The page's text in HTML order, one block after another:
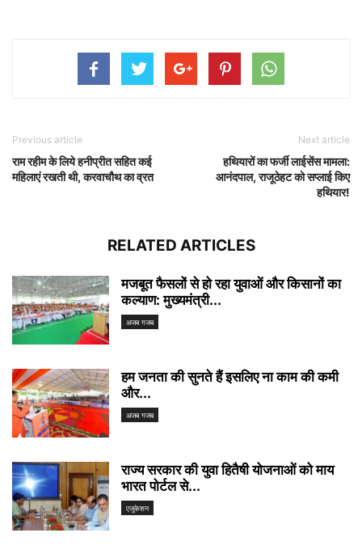
Previous article
राम रहीम के लिये हनीप्रीत सहित कई
महिलाएं रखती थी, करवाचौथ का व्रत
Next article
हथियारों का फर्जी लाईसेंस मामला:
आनंदपाल, राजूठेहट को सप्लाई किए
हथियार!
RELATED ARTICLES
मजबूत फैसलों से हो रहा युवाओं और किसानों का
कल्याण: मुख्यमंत्री...
अजब गजब
हम जनता की सुनते हैं इसलिए ना काम की कमी
और...
अजब गजब
राज्य सरकार की युवा हितैषी योजनाओं को माय
भारत पोर्टल से...
एजुकेशन